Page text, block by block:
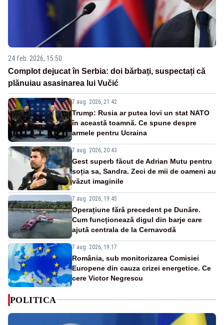
24 feb. 2026, 15:50
Complot dejucat în Serbia: doi bărbați, suspectați că
plănuiau asasinarea lui Vučić
7 aug. 2026, 21:42
Trump: Rusia ar putea lovi un stat NATO
în această toamnă. Ce spune despre
armele pentru Ucraina
7 aug. 2026, 20:43
Gest superb făcut de Adrian Mutu pentru
soția sa, Sandra. Zeci de mii de oameni au
văzut imaginile
7 aug. 2026, 19:45
Operațiune fără precedent pe Dunăre.
Cum funcționează digul din barje care
ajută centrala de la Cernavodă
7 aug. 2026, 19:17
România, sub monitorizarea Comisiei
Europene din cauza crizei energetice. Ce
cere Victor Negrescu
POLITICA